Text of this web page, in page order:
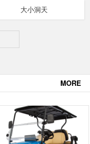
大小洞天
MORE